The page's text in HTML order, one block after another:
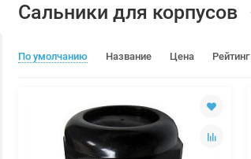
Сальники для корпусов
По умолчанию Название Цена Рейтинг